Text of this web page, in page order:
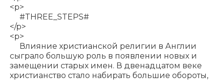
<p>
#THREE_STEPS#
</p>
<p>
Влияние христианской религии в Англии
сыграло большую роль в появлении новых и
замещении старых имен. В двенадцатом веке
христианство стало набирать большие обороты,